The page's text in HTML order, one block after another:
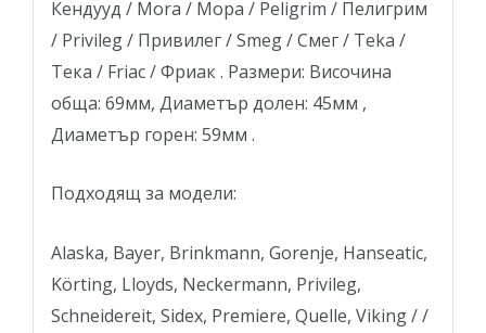
Кендууд / Mora / Мора / Peligrim / Пелигрим
/ Privileg / Привилег / Smeg / Смег / Teka /
Тека / Friac / Фриак . Размери: Височина
обща: 69мм, Диаметър долен: 45мм ,
Диаметър горен: 59мм .
Подходящ за модели:
Alaska, Bayer, Brinkmann, Gorenje, Hanseatic,
Körting, Lloyds, Neckermann, Privileg,
Schneidereit, Sidex, Premiere, Quelle, Viking / /